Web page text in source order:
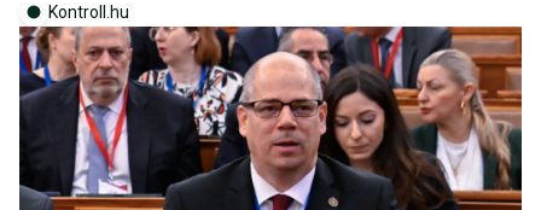
Kontroll.hu